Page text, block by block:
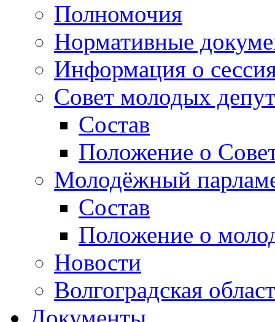
Полномочия
Нормативные
Информация о
Совет молодых
Состав
Положение о
Молодёжный
Состав
Положение о
Новости
Волгоградская